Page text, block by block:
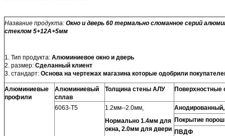
Название продукта: Окно и дверь 60 термально сломанное серий
стеклом 5+12А+5мм
1. Тип продукта: Алюминиевое окно и дверь
2. размер: Сделанный клиент
3. стандарт: Основа на чертежах магазина которые одобрили
Алюминиевые
профили
Алюминиевый
сплав
Толщина стены АЛУ Поверхностные
6063-Т5
1.2мм--2.0мм,
Нормально 1.4мм для
окна, 2.0мм для двери
Анодированный,
Покрытие
ПВДФ